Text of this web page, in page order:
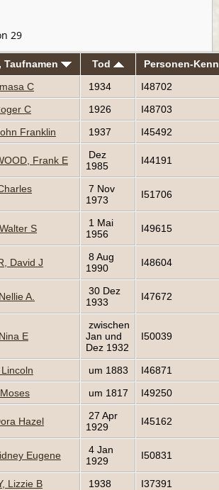
29
Taufnamen Tod
Personen-
C 1934
I48702
C 1926
I48703
Franklin 1937 I45492
Frank E
Dez
1985
I44191
7 Nov
1973
I51706
S
1 Mai
1956
I49615
David J
8 Aug
1990
I48604
A.
30 Dez
1933
I47672
E
zwischen
Jan und
Dez 1932
I50039
um 1883
I46871
um 1817 I49250
Hazel
27 Apr
1929
I45162
Eugene
4 Jan
1929
I50831
Lizzie B 1938
I37391